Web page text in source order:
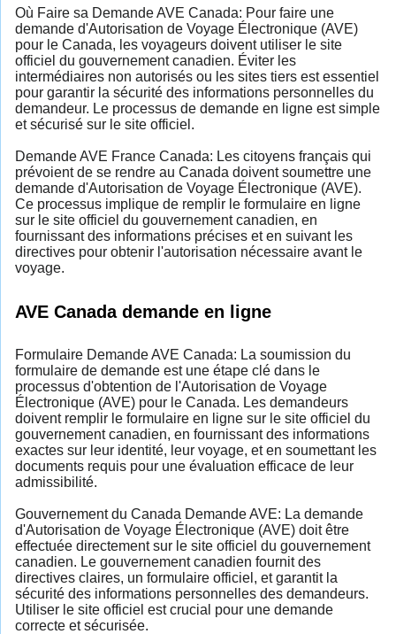
Où Faire sa Demande AVE Canada: Pour faire une
demande d'Autorisation de Voyage Électronique (AVE)
pour le Canada, les voyageurs doivent utiliser le site
officiel du gouvernement canadien. Éviter les
intermédiaires non autorisés ou les sites tiers est essentiel
pour garantir la sécurité des informations personnelles du
demandeur. Le processus de demande en ligne est simple
et sécurisé sur le site officiel.
Demande AVE France Canada: Les citoyens français qui
prévoient de se rendre au Canada doivent soumettre une
demande d'Autorisation de Voyage Électronique (AVE).
Ce processus implique de remplir le formulaire en ligne
sur le site officiel du gouvernement canadien, en
fournissant des informations précises et en suivant les
directives pour obtenir l'autorisation nécessaire avant le
voyage.
AVE Canada demande en ligne
Formulaire Demande AVE Canada: La soumission du
formulaire de demande est une étape clé dans le
processus d'obtention de l'Autorisation de Voyage
Électronique (AVE) pour le Canada. Les demandeurs
doivent remplir le formulaire en ligne sur le site officiel du
gouvernement canadien, en fournissant des informations
exactes sur leur identité, leur voyage, et en soumettant les
documents requis pour une évaluation efficace de leur
admissibilité.
Gouvernement du Canada Demande AVE: La demande
d'Autorisation de Voyage Électronique (AVE) doit être
effectuée directement sur le site officiel du gouvernement
canadien. Le gouvernement canadien fournit des
directives claires, un formulaire officiel, et garantit la
sécurité des informations personnelles des demandeurs.
Utiliser le site officiel est crucial pour une demande
correcte et sécurisée.